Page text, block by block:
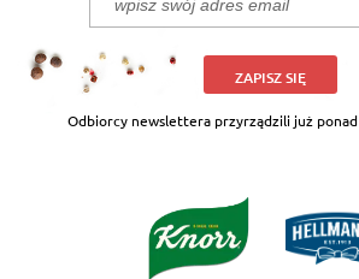
ZAPISZ SIĘ
Odbiorcy newslettera przyrządzili już ponad